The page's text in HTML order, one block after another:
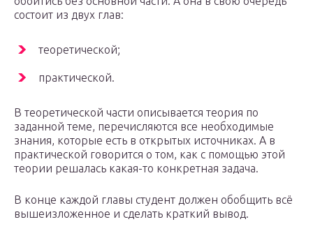
состоит из двух глав:
теоретической;
практической.
В теоретической части описывается теория по
заданной теме, перечисляются все необходимые
знания, которые есть в открытых источниках. А в
практической говорится о том, как с помощью этой
теории решалась какая-то конкретная задача.
В конце каждой главы студент должен обобщить всё
вышеизложенное и сделать краткий вывод.